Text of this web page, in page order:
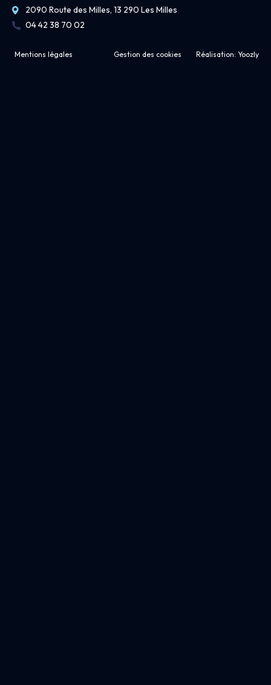
2090 Route des Milles, 13 290 Les Milles
04 42 38 70 02
Mentions légales Gestion des cookies Réalisation: Yoozly